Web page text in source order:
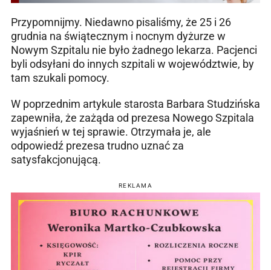
Przypomnijmy. Niedawno pisaliśmy, że 25 i 26
grudnia na świątecznym i nocnym dyżurze w
Nowym Szpitalu nie było żadnego lekarza. Pacjenci
byli odsyłani do innych szpitali w województwie, by
tam szukali pomocy.
W poprzednim artykule starosta Barbara Studzińska
zapewniła, że zażąda od prezesa Nowego Szpitala
wyjaśnień w tej sprawie. Otrzymała je, ale
odpowiedź prezesa trudno uznać za
satysfakcjonującą.
REKLAMA